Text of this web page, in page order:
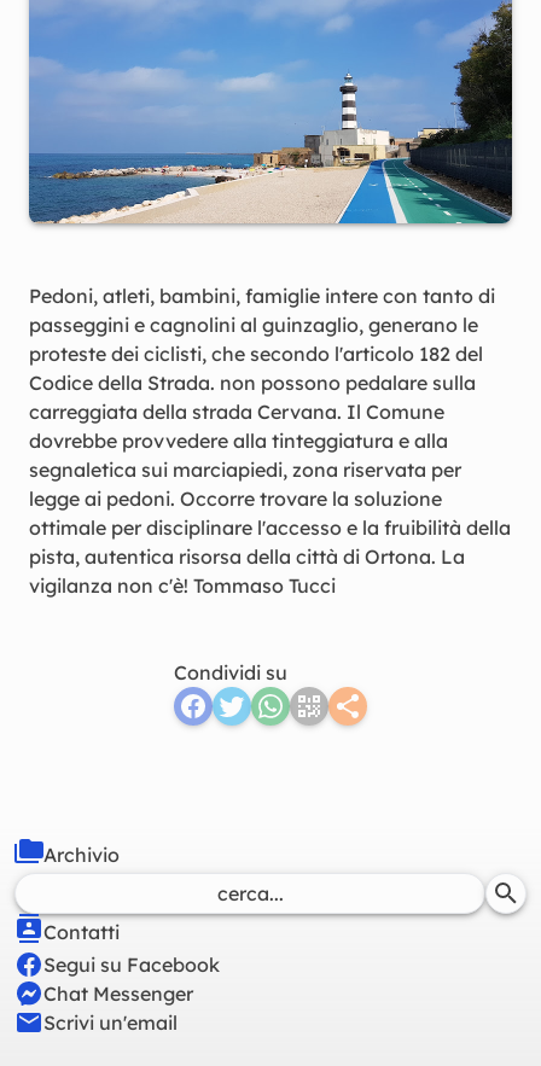
Pedoni, atleti, bambini, famiglie intere con tanto di
passeggini e cagnolini al guinzaglio, generano le
proteste dei ciclisti, che secondo l'articolo 182 del
Codice della Strada. non possono pedalare sulla
carreggiata della strada Cervana. Il Comune
dovrebbe provvedere alla tinteggiatura e alla
segnaletica sui marciapiedi, zona riservata per
legge ai pedoni. Occorre trovare la soluzione
ottimale per disciplinare l'accesso e la fruibilità della
pista, autentica risorsa della città di Ortona. La
vigilanza non c'è! Tommaso Tucci
Condividi su
Contatti
Segui su Facebook
Chat Messenger
Scrivi un'email
Archivio